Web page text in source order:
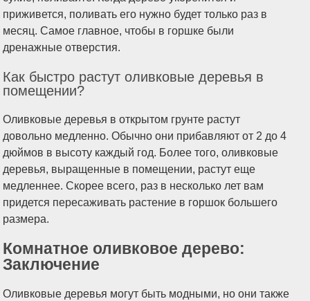
приживется, поливать его нужно будет только раз в
месяц. Самое главное, чтобы в горшке были
дренажные отверстия.
Как быстро растут оливковые деревья в
помещении?
Оливковые деревья в открытом грунте растут
довольно медленно. Обычно они прибавляют от 2 до 4
дюймов в высоту каждый год. Более того, оливковые
деревья, выращенные в помещении, растут еще
медленнее. Скорее всего, раз в несколько лет вам
придется пересаживать растение в горшок большего
размера.
Комнатное оливковое дерево:
Заключение
Оливковые деревья могут быть модными, но они также